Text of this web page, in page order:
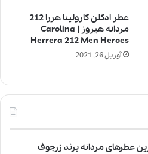
عطر ادکلن کارولینا هررا 212
مردانه هیروز | Carolina
Herrera 212 Men Heroes
آوریل 26, 2021